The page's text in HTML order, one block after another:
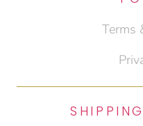
Terms